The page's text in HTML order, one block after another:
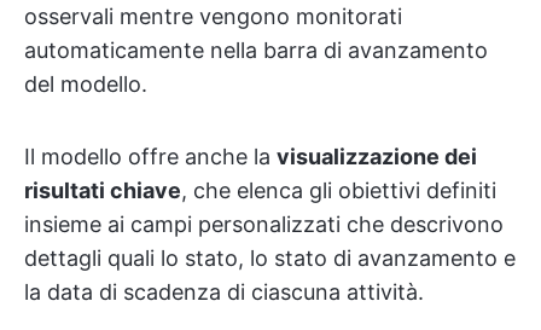
osservali mentre vengono monitorati
automaticamente nella barra di avanzamento
del modello.
Il modello offre anche la visualizzazione dei
risultati chiave, che elenca gli obiettivi definiti
insieme ai campi personalizzati che descrivono
dettagli quali lo stato, lo stato di avanzamento e
la data di scadenza di ciascuna attività.